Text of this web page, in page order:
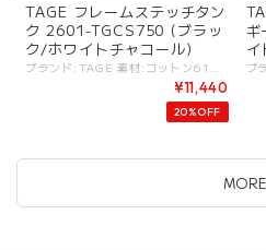
TAGE フレームステッチタン
ク 2601-TGCS750 (ブラッ
ク/ホワイトチャコール)
ブランド:TAGE 素材:コットン61%,レーヨン39%. カラー:・ブラック ・ホワイト ・チャコール サイズ:[38].着丈:49cm/バスト:126cm/肩幅:61cm/ - 糸や編み方でヴィンテージ感を出した天竺素材。 柔らかさと羽毛の少ないクリアな印象がバランス良いジャージートップス。 肩先は落ち感が出るデザイン。 フロントにフレーム布縫い付けデザイン。 後ろ裾にスリット。 #TAGE #タージュ -TAGE- MINIMALISM：コントラストが特徴のシンプルな表現. FUNCTIONAL：ボディの動きに寄りそうパターン. CLEAN：洗練されたディテールとクリーンなシルエット. これらがKEYとなる[TAGE]のデザインフィロソフィ。 - - - - - [ＴＡＧＥ]は高田祐子による東京をベースにしているレディスウェアブランド。 ミニマルアートやドローイングから影響を受けたコレクションが多く、デザインは不規則な変化・カラーコンビネーション・切り替えテクニックなどのコントラストが特徴のシンプルな表現を基本としている。 ----------- ※商品カラーは撮影時の光や閲覧環境によって、実際の商品と若干異なる場合がございます ※平置き採寸となりますので、多少の誤差が生じる場合がございます。 (ニットなど製品上、伸縮性があるものも伸ばさずに計測) ※タグ記載の注意事項、洗濯表示を必ずお読みください。 ☆その他気になる点はお気軽にご連絡ください☆ tage-2601tgcs750
¥11,440
20%OFF
ギ
MORE